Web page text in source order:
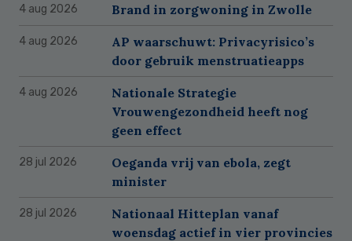
4 aug 2026 Brand in zorgwoning in Zwolle
4 aug 2026
AP waarschuwt: Privacyrisico’s
door gebruik menstruatieapps
4 aug 2026
Nationale Strategie
Vrouwengezondheid heeft nog
geen effect
28 jul 2026
Oeganda vrij van ebola, zegt
minister
28 jul 2026
Nationaal Hitteplan vanaf
woensdag actief in vier provincies